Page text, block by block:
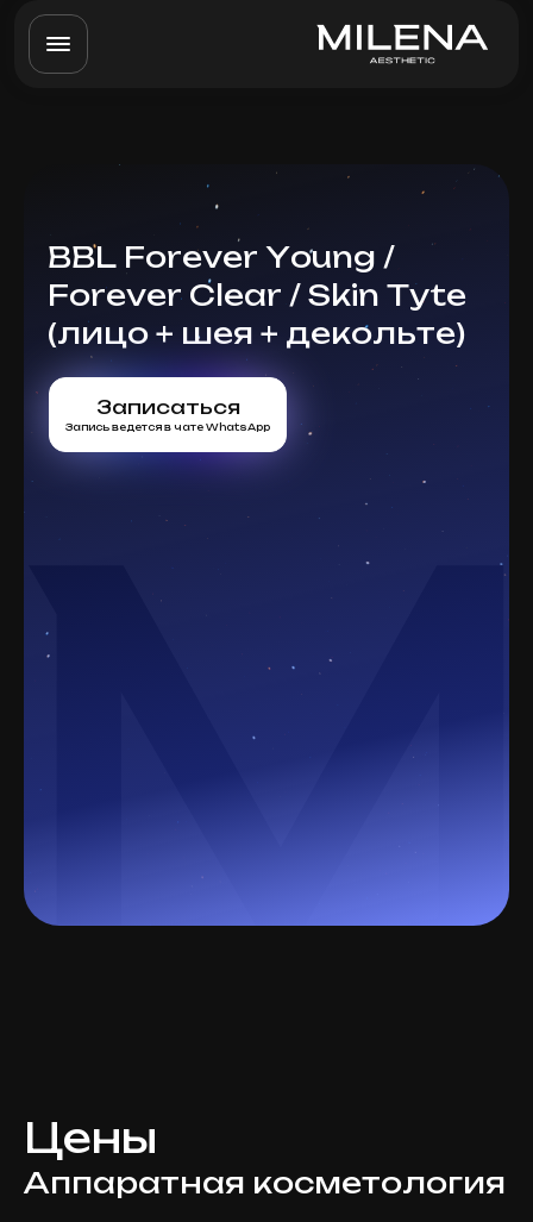
BBL Forever Young /
Forever Clear / Skin Tyte
(лицо + шея + декольте)
Записаться
Запись ведется в чате WhatsApp
Цены
Аппаратная косметология